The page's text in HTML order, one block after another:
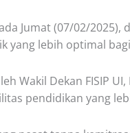
Jumat (07/02/
yang lebih optimal
Wakil Dekan FISIP
pendidikan yang